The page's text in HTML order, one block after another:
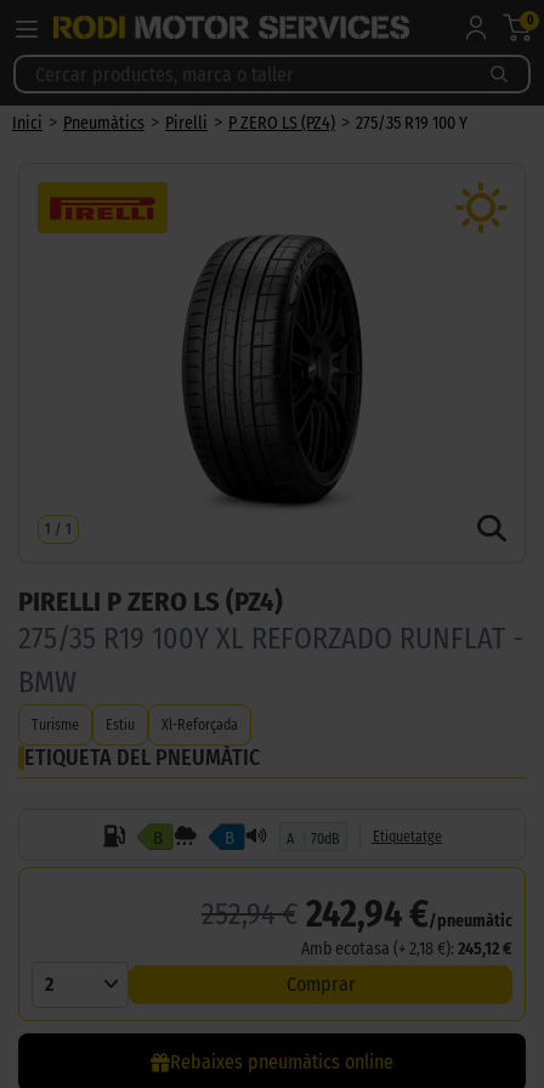
0
Inici > Pneumàtics > Pirelli > P ZERO LS (PZ4) > 275/35 R19 100 Y
1 / 1
PIRELLI P ZERO LS (PZ4)
275/35 R19 100Y XL REFORZADO RUNFLAT -
BMW
Turisme Estiu Xl-Reforçada
ETIQUETA DEL PNEUMÀTIC
B B A 70dB Etiquetatge
252,94 € 242,94 €/pneumàtic
Amb ecotasa (+ 2,18 €): 245,12 €
2 Comprar
Rebaixes pneumàtics online